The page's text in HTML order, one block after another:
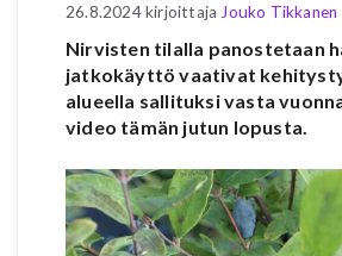
26.8.2024 kirjoittaja Jouko Tikkanen
Nirvisten tilalla panostetaan
jatkokäyttö vaativat
alueella sallituksi vasta
video tämän jutun lopusta.